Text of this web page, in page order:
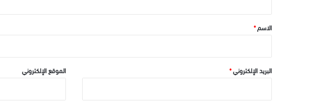
*الاسم*
البريد الإلكتروني* الموقع الإلكتروني